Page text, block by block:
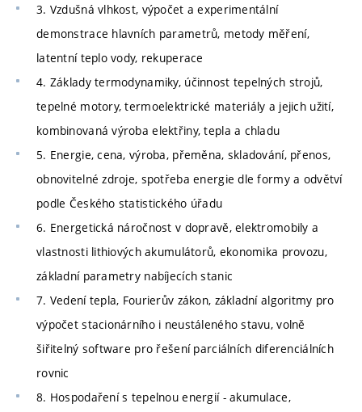
3. Vzdušná vlhkost, výpočet a experimentální
demonstrace hlavních parametrů, metody měření,
latentní teplo vody, rekuperace
4. Základy termodynamiky, účinnost tepelných strojů,
tepelné motory, termoelektrické materiály a jejich užití,
kombinovaná výroba elektřiny, tepla a chladu
5. Energie, cena, výroba, přeměna, skladování, přenos,
obnovitelné zdroje, spotřeba energie dle formy a odvětví
podle Českého statistického úřadu
6. Energetická náročnost v dopravě, elektromobily a
vlastnosti lithiových akumulátorů, ekonomika provozu,
základní parametry nabíjecích stanic
7. Vedení tepla, Fourierův zákon, základní algoritmy pro
výpočet stacionárního i neustáleného stavu, volně
šiřitelný software pro řešení parciálních diferenciálních
rovnic
8. Hospodaření s tepelnou energií - akumulace,